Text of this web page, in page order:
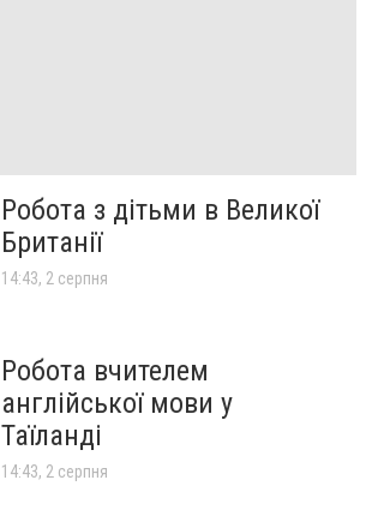
Робота з дітьми в Великої
Британії
14:43, 2 серпня
Робота вчителем
англійської мови у
Таїланді
14:43, 2 серпня